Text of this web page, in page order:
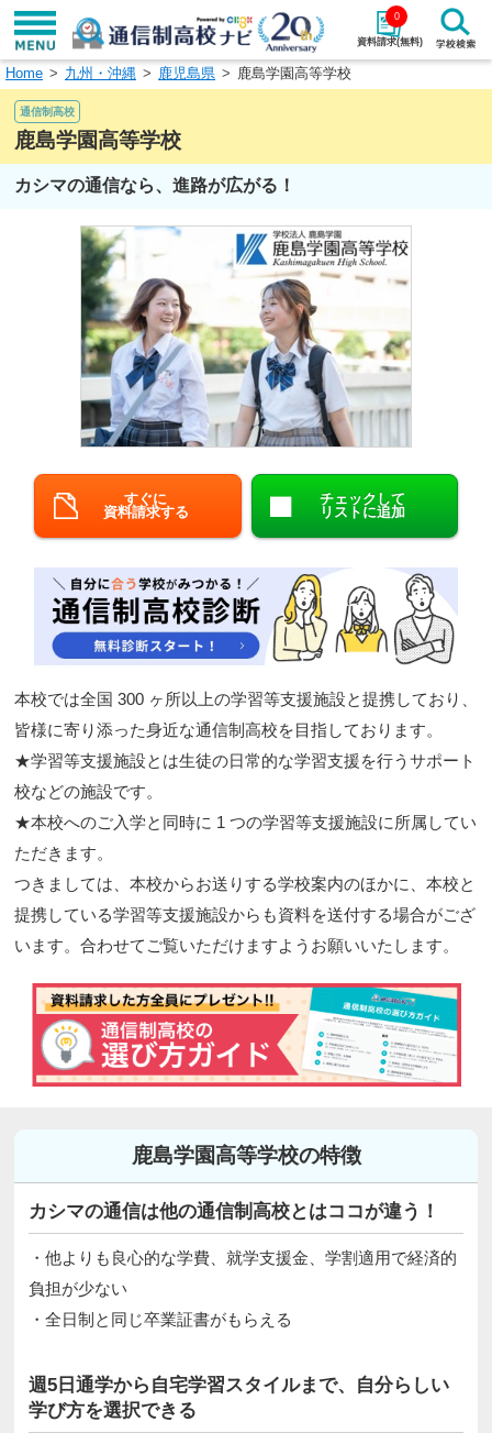
資料請求(無料)
0
学校名で探す
エリアから探す
エリアを選択して探す
北海道・東北
北陸・甲信越
中国
九州・沖縄
Home 九州・沖縄 鹿児島県 鹿島学園高等学校
通信制高校
鹿島学園高等学校
カシマの通信なら、進路が広がる！
すぐに
資料請求する
チェックして
リストに追加
本校では全国 300 ヶ所以上の学習等支援施設と提携しており、
皆様に寄り添った身近な通信制高校を目指しております。
★学習等支援施設とは生徒の日常的な学習支援を行うサポート
校などの施設です。
★本校へのご入学と同時に 1 つの学習等支援施設に所属してい
ただきます。
つきましては、本校からお送りする学校案内のほかに、本校と
提携している学習等支援施設からも資料を送付する場合がござ
います。合わせてご覧いただけますようお願いいたします。
鹿島学園高等学校の特徴
カシマの通信は他の通信制高校とはココが違う！
・他よりも良心的な学費、就学支援金、学割適用で経済的
負担が少ない
・全日制と同じ卒業証書がもらえる
週5日通学から自宅学習スタイルまで、自分らしい
学び方を選択できる